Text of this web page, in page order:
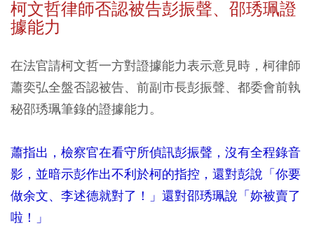
柯文哲律師否認被告彭振聲、邵琇珮證
據能力
在法官請柯文哲一方對證據能力表示意見時，柯律師
蕭奕弘全盤否認被告、前副市長彭振聲、都委會前執
秘邵琇珮筆錄的證據能力。
蕭指出，檢察官在看守所偵訊彭振聲，沒有全程錄音
影，並暗示彭作出不利於柯的指控，還對彭說「你要
做余文、李述德就對了！」還對邵琇珮說「妳被賣了
啦！」